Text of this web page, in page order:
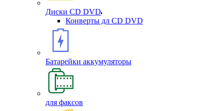
Диски CD DVD
Конверты дл CD DVD
Батарейки аккумуляторы
для факсов